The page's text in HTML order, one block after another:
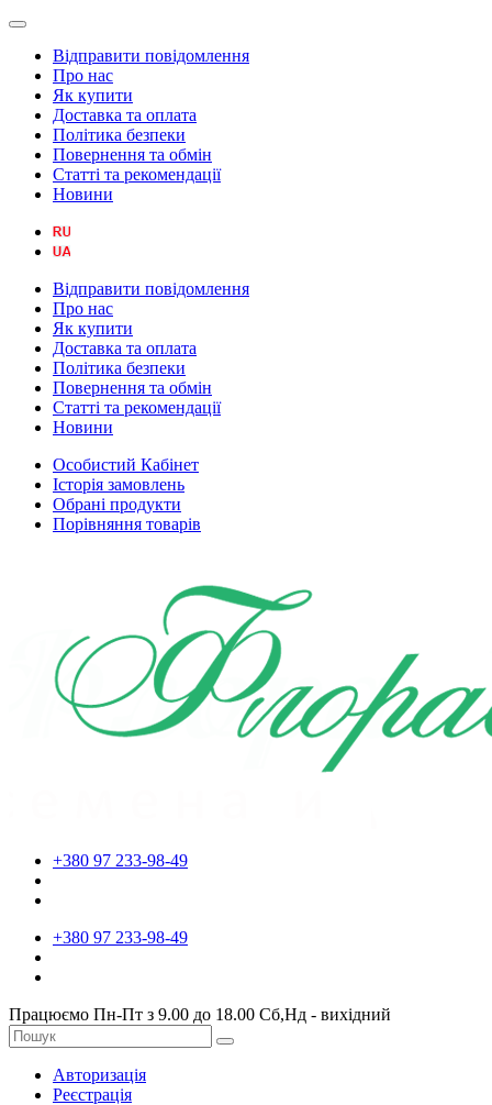
Відправити повідомлення
Про нас
Як купити
Доставка та оплата
Політика безпеки
Повернення та обмін
Статті та рекомендації
Новини
Відправити повідомлення
Про нас
Як купити
Доставка та оплата
Політика безпеки
Повернення та обмін
Статті та рекомендації
Новини
Особистий Кабінет
Історія замовлень
Обрані продукти
Порівняння товарів
+380 97 233-98-49
+380 97 233-98-49
Працюємо Пн-Пт з 9.00 до 18.00 Сб,Нд - вихідний
Авторизація
Реєстрація